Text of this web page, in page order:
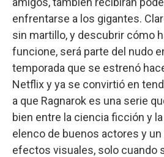
enfrentarse a los gigantes.
sin martillo, y descubrir cómo
funcione, será parte del nudo
temporada que se estrenó
Netflix y ya se convirtió en
a que Ragnarok es una serie
bien entre la ciencia ficción y
elenco de buenos actores y
efectos visuales, solo cuando